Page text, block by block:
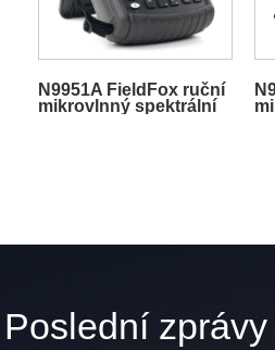
N9951A FieldFox ruční
mikrovlnný spektrální
Poslední zprávy